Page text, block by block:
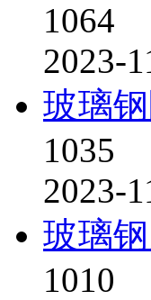
1064
2023-
玻璃
1035
2023-
玻璃
1010